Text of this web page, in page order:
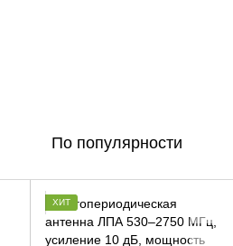
По популярности
ХИТ